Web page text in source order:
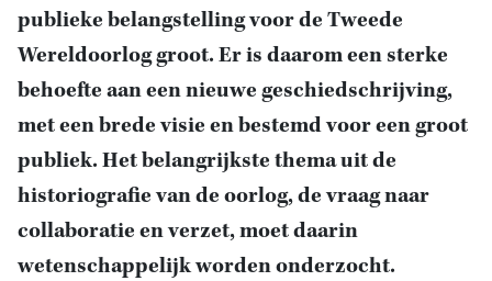
publieke belangstelling voor de Tweede
Wereldoorlog groot. Er is daarom een sterke
behoefte aan een nieuwe geschiedschrijving,
met een brede visie en bestemd voor een groot
publiek. Het belangrijkste thema uit de
historiografie van de oorlog, de vraag naar
collaboratie en verzet, moet daarin
wetenschappelijk worden onderzocht.